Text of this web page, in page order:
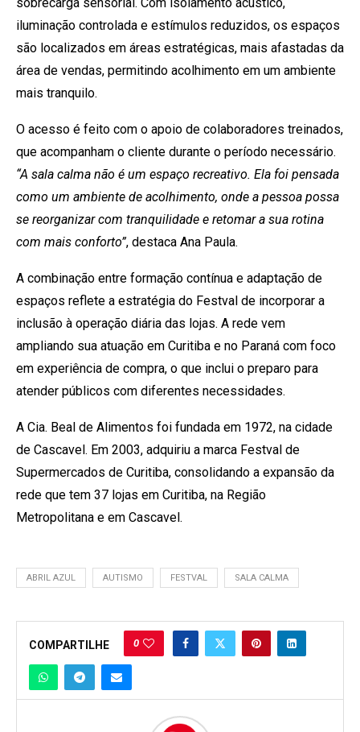
iluminação controlada e estímulos reduzidos, os espaços
são localizados em áreas estratégicas, mais afastadas da
área de vendas, permitindo acolhimento em um ambiente
mais tranquilo.
O acesso é feito com o apoio de colaboradores treinados,
que acompanham o cliente durante o período necessário.
“A sala calma não é um espaço recreativo. Ela foi pensada
como um ambiente de acolhimento, onde a pessoa possa
se reorganizar com tranquilidade e retomar a sua rotina
com mais conforto”, destaca Ana Paula.
A combinação entre formação contínua e adaptação de
espaços reflete a estratégia do Festval de incorporar a
inclusão à operação diária das lojas. A rede vem
ampliando sua atuação em Curitiba e no Paraná com foco
em experiência de compra, o que inclui o preparo para
atender públicos com diferentes necessidades.
A Cia. Beal de Alimentos foi fundada em 1972, na cidade
de Cascavel. Em 2003, adquiriu a marca Festval de
Supermercados de Curitiba, consolidando a expansão da
rede que tem 37 lojas em Curitiba, na Região
Metropolitana e em Cascavel.
ABRIL AZUL AUTISMO FESTVAL SALA CALMA
COMPARTILHE 0